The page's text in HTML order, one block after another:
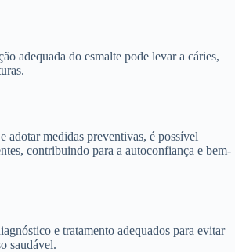
adequada do esmalte pode levar a cáries,
adotar medidas preventivas, é possível
contribuindo para a autoconfiança e bem-
e tratamento adequados para evitar
saudável.